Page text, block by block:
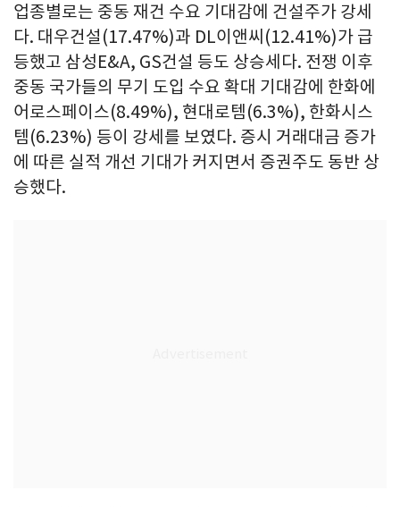
업종별로는 중동 재건 수요 기대감에 건설주가 강세
다. 대우건설(17.47%)과 DL이앤씨(12.41%)가 급
등했고 삼성E&A, GS건설 등도 상승세다. 전쟁 이후
중동 국가들의 무기 도입 수요 확대 기대감에 한화에
어로스페이스(8.49%), 현대로템(6.3%), 한화시스
템(6.23%) 등이 강세를 보였다. 증시 거래대금 증가
에 따른 실적 개선 기대가 커지면서 증권주도 동반 상
승했다.